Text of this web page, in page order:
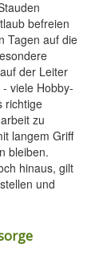
befreien
Tagen auf die
der Leiter
viele Hobby-
richtige
zu
langem Griff
bleiben.
hinaus, gilt
und